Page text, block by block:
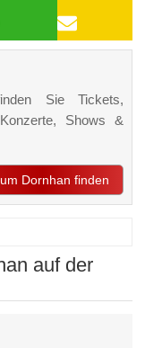
Sie Tickets,
Shows &
Dornhan finden
auf der